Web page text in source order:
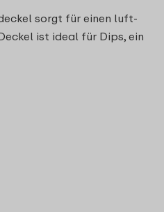
sorgt für einen luft-
ist ideal für Dips, ein